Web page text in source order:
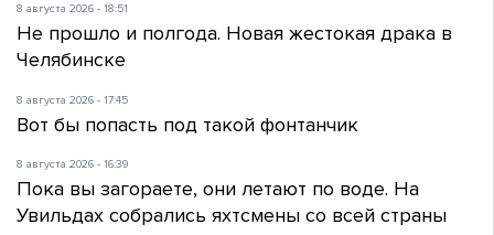
8 августа 2026 - 18:51
Не прошло и полгода. Новая жестокая драка в
Челябинске
8 августа 2026 - 17:45
Вот бы попасть под такой фонтанчик
8 августа 2026 - 16:39
Пока вы загораете, они летают по воде. На
Увильдах собрались яхтсмены со всей страны